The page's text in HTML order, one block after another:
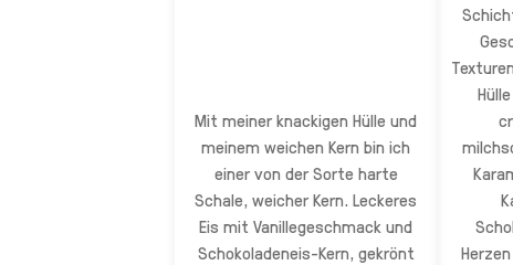
Mit meiner knackigen Hülle und
meinem weichen Kern bin ich
einer von der Sorte harte
Schale, weicher Kern. Leckeres
Eis mit Vanillegeschmack und
Schokoladeneis-Kern, gekrönt